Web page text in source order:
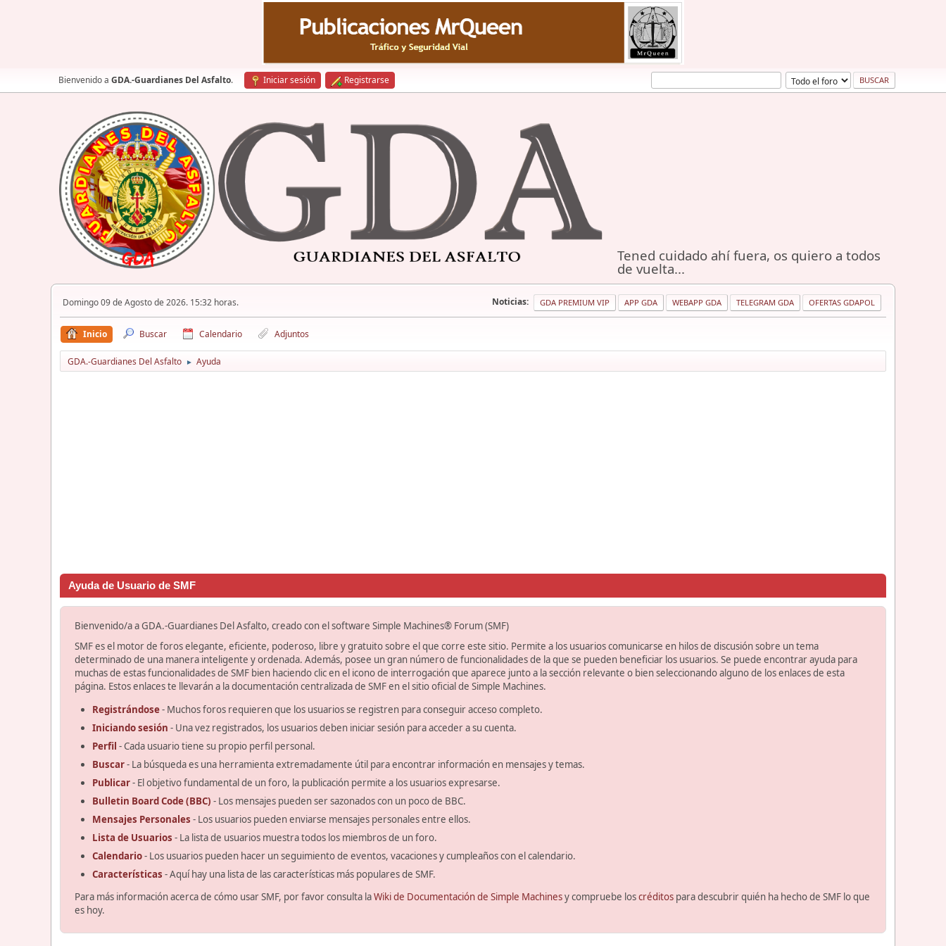
Bienvenido a GDA.-Guardianes Del Asfalto. Iniciar sesión Registrarse
Tened cuidado ahí fuera, os quiero a todos
de vuelta...
Domingo 09 de Agosto de 2026. 15:32 horas. Noticias: GDA PREMIUM VIP APP GDA WEBAPP GDA TELEGRAM GDA OFERTAS GDAPOL
Inicio Buscar Calendario Adjuntos
GDA.-Guardianes Del Asfalto ► Ayuda
Ayuda de Usuario de SMF
Bienvenido/a a GDA.-Guardianes Del Asfalto, creado con el software Simple Machines® Forum (SMF)
SMF es el motor de foros elegante, eficiente, poderoso, libre y gratuito sobre el que corre este sitio. Permite a los usuarios comunicarse en hilos de discusión sobre un tema
determinado de una manera inteligente y ordenada. Además, posee un gran número de funcionalidades de la que se pueden beneficiar los usuarios. Se puede encontrar ayuda para
muchas de estas funcionalidades de SMF bien haciendo clic en el icono de interrogación que aparece junto a la sección relevante o bien seleccionando alguno de los enlaces de esta
página. Estos enlaces te llevarán a la documentación centralizada de SMF en el sitio oficial de Simple Machines.
Registrándose- Muchos foros requieren que los usuarios se registren para conseguir acceso completo.
Iniciando sesión - Una vez registrados, los usuarios deben iniciar sesión para acceder a su cuenta.
Perfil - Cada usuario tiene su propio perfil personal.
Buscar- La búsqueda es una herramienta extremadamente útil para encontrar información en mensajes y temas.
Publicar- El objetivo fundamental de un foro, la publicación permite a los usuarios expresarse.
Bulletin Board Code (BBC) - Los mensajes pueden ser sazonados con un poco de BBC.
Mensajes Personales - Los usuarios pueden enviarse mensajes personales entre ellos.
Lista de Usuarios - La lista de usuarios muestra todos los miembros de un foro.
Calendario- Los usuarios pueden hacer un seguimiento de eventos, vacaciones y cumpleaños con el calendario.
Características - Aquí hay una lista de las características más populares de SMF.
Para más información acerca de cómo usar SMF, por favor consulta laWiki de Documentación de Simple Machinesy compruebe loscréditos para descubrir quién ha hecho de SMF lo que
es hoy.